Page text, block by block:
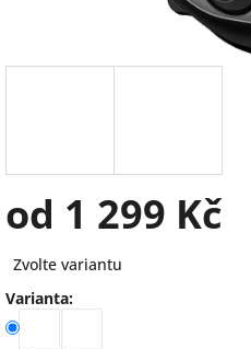
od 1 299 Kč
cena:
Zvolte variantu
Varianta: